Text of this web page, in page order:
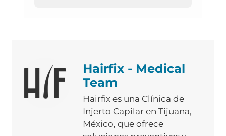
Hairfix - Medical
Team
Hairfix es una Clínica de
Injerto Capilar en Tijuana,
México, que ofrece